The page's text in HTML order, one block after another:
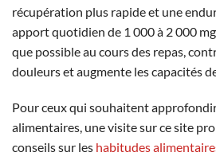
récupération plus rapide et une
apport quotidien de 1 000 à 2 000
que possible au cours des repas,
douleurs et augmente les capacités
Pour ceux qui souhaitent
alimentaires, une visite sur ce site
conseils sur les habitudes